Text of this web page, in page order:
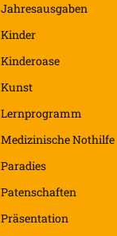
Jahresausgaben
Kinder
Kinderoase
Kunst
Lernprogramm
Medizinische Nothilfe
Paradies
Patenschaften
Präsentation